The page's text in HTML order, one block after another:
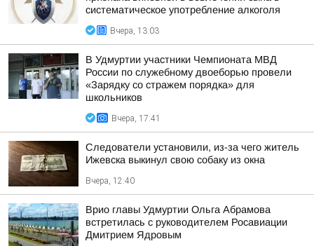
систематическое употребление алкоголя
Вчера, 13:03
В Удмуртии участники Чемпионата МВД
России по служебному двоеборью провели
«Зарядку со стражем порядка» для
школьников
Вчера, 17:41
Следователи установили, из-за чего житель
Ижевска выкинул свою собаку из окна
Вчера, 12:40
Врио главы Удмуртии Ольга Абрамова
встретилась с руководителем Росавиации
Дмитрием Ядровым